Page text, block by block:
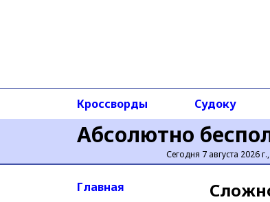
Абсолютно
Сегодня 7 августа 2026
Кроссворды Судоку
Главная